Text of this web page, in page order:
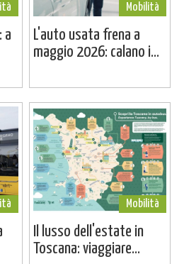
a
Mobilità
L'auto usata frena a
maggio 2026: calano i...
Mobilità
Il lusso dell'estate in
Toscana: viaggiare...